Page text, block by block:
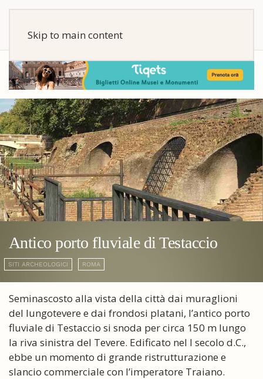
Skip to main content
Antico porto fluviale di Testaccio
SITI ARCHEOLOGICI ROMA
Seminascosto alla vista della città dai muraglioni
del lungotevere e dai frondosi platani, l’antico porto
fluviale di Testaccio si snoda per circa 150 m lungo
la riva sinistra del Tevere. Edificato nel I secolo d.C.,
ebbe un momento di grande ristrutturazione e
slancio commerciale con l’imperatore Traiano.